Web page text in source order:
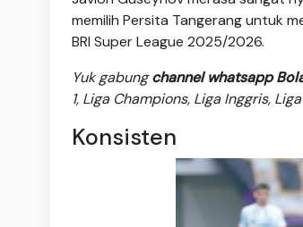
memilih Persita Tangerang untuk
BRI Super League 2025/2026.
Yuk gabungchannel whatsapp
1, Liga Champions, Liga Inggris,
Konsisten